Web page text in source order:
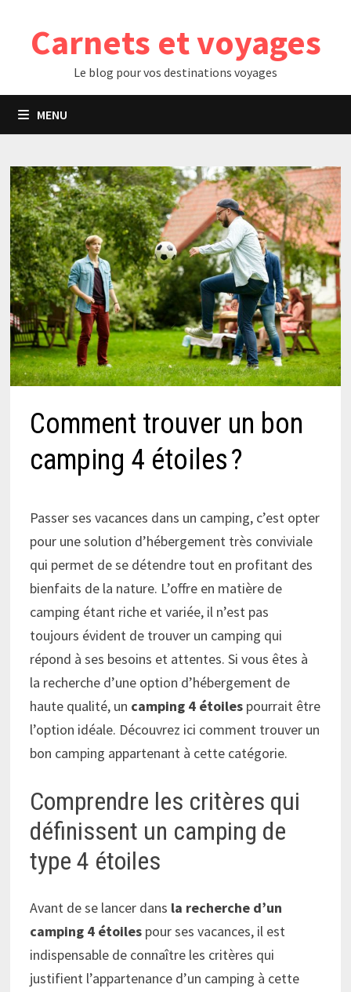
contenuCarnets et voyages
Le blog pour vos destinations voyages
MENU
Comment trouver un bon
camping 4 étoiles ?
Passer ses vacances dans un camping, c’est opter
pour une solution d’hébergement très conviviale
qui permet de se détendre tout en profitant des
bienfaits de la nature. L’offre en matière de
camping étant riche et variée, il n’est pas
toujours évident de trouver un camping qui
répond à ses besoins et attentes. Si vous êtes à
la recherche d’une option d’hébergement de
haute qualité, un camping 4 étoiles pourrait être
l’option idéale. Découvrez ici comment trouver un
bon camping appartenant à cette catégorie.
Comprendre les critères qui
définissent un camping de
type 4 étoiles
Avant de se lancer dans la recherche d’un
camping 4 étoiles pour ses vacances, il est
indispensable de connaître les critères qui
justifient l’appartenance d’un camping à cette